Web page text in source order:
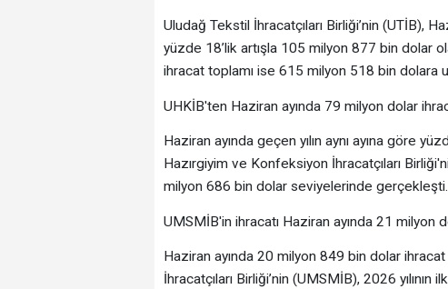
Uludağ Tekstil İhracatçıları Birliği’nin (UTİB),
yüzde 18’lik artışla 105 milyon 877 bin dolar
ihracat toplamı ise 615 milyon 518 bin dolara
UHKİB'ten Haziran ayında 79 milyon dolar
Haziran ayında geçen yılın aynı ayına göre
Hazırgiyim ve Konfeksiyon İhracatçıları
milyon 686 bin dolar seviyelerinde gerçekleşti.
UMSMİB'in ihracatı Haziran ayında 21 milyon
Haziran ayında 20 milyon 849 bin dolar
İhracatçıları Birliği’nin (UMSMİB), 2026